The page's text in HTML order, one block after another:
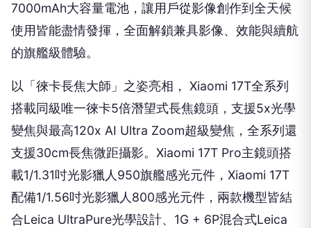
7000mAh大容量電池，讓用戶從影像創作到全天候
使用皆能盡情發揮，全面解鎖兼具影像、效能與續航
的旗艦級體驗。
以「徠卡長焦大師」之姿亮相， Xiaomi 17T全系列
搭載同級唯一徠卡5倍潛望式長焦鏡頭，支援5x光學
變焦與最高120x AI Ultra Zoom超級變焦，全系列還
支援30cm長焦微距攝影。Xiaomi 17T Pro主鏡頭搭
載1/1.31吋光影獵人950旗艦感光元件，Xiaomi 17T
配備1/1.56吋光影獵人800感光元件，兩款機型皆結
合Leica UltraPure光學設計、1G + 6P混合式Leica